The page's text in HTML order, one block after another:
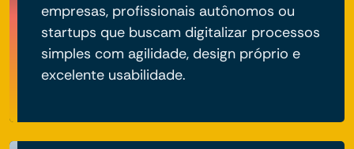
empresas, profissionais autônomos ou
startups que buscam digitalizar processos
simples com agilidade, design próprio e
excelente usabilidade.